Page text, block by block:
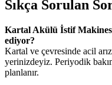
Sıkça Sorulan
Kartal Akülü İstif
ediyor?
Kartal ve çevresinde acil
yerinizdeyiz. Periyodik
planlanır.